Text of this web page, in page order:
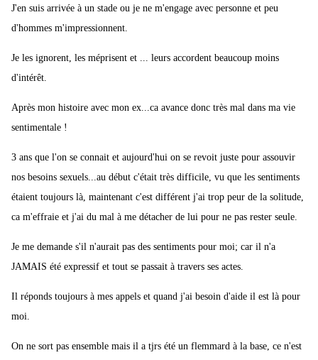
J'en suis arrivée à un stade ou je ne m'engage avec personne et peu
d'hommes m'impressionnent.
Je les ignorent, les méprisent et ... leurs accordent beaucoup moins
d'intérêt.
Après mon histoire avec mon ex...ca avance donc très mal dans ma vie
sentimentale !
3 ans que l'on se connait et aujourd'hui on se revoit juste pour assouvir
nos besoins sexuels...au début c'était très difficile, vu que les sentiments
étaient toujours là, maintenant c'est différent j'ai trop peur de la solitude,
ca m'effraie et j'ai du mal à me détacher de lui pour ne pas rester seule.
Je me demande s'il n'aurait pas des sentiments pour moi; car il n'a
JAMAIS été expressif et tout se passait à travers ses actes.
Il réponds toujours à mes appels et quand j'ai besoin d'aide il est là pour
moi.
On ne sort pas ensemble mais il a tjrs été un flemmard à la base, ce n'est